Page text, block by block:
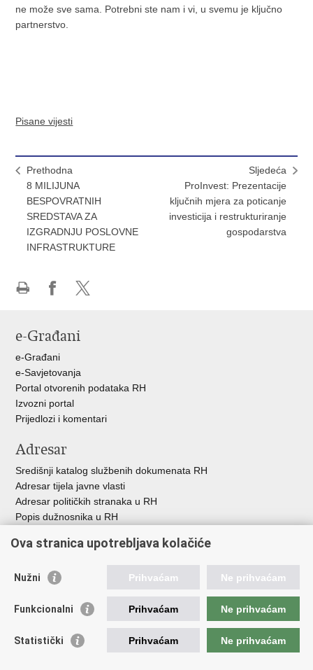
ne može sve sama. Potrebni ste nam i vi, u svemu je ključno
partnerstvo.
Pisane vijesti
Prethodna
8 MILIJUNA
BESPOVRATNIH
SREDSTAVA ZA
IZGRADNJU POSLOVNE
INFRASTRUKTURE
Sljedeća
ProInvest: Prezentacije
ključnih mjera za poticanje
investicija i restrukturiranje
gospodarstva
Facebooku
X-
e-Građani
e-Građani
e-Savjetovanja
Portal otvorenih podataka RH
Izvozni portal
Prijedlozi i komentari
Adresar
Središnji katalog službenih dokumenata RH
Adresar tijela javne vlasti
Adresar političkih stranaka u RH
Popis dužnosnika u RH
Pozivi za žurnu pomoć
Važne poveznice
Strukturni i investicijski fondovi
Središnja agencija za financiranje i ugovaranje
Predstavništvo Europske komisije u Hrvatskoj
Ova stranica upotrebljava kolačiće
Nužni Prihvaćam Ne prihvaćam
Funkcionalni Prihvaćam Ne prihvaćam
Statistički Prihvaćam Ne prihvaćam